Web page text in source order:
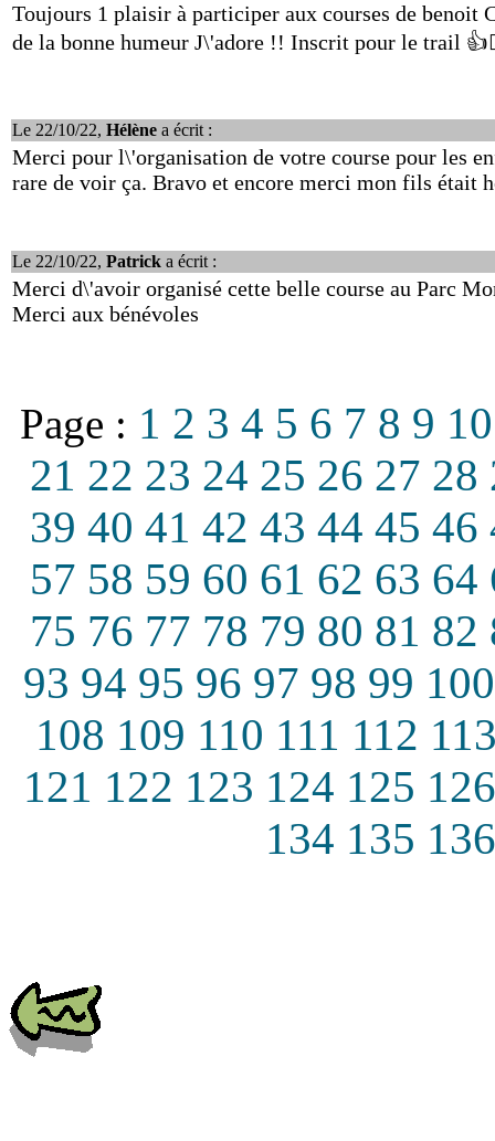
Toujours 1 plaisir à participer aux courses de benoit
de la bonne humeur J\'adore !! Inscrit pour le trail
Le 22/10/22, Hélène a écrit :
Merci pour l\'organisation de votre course pour les
rare de voir ça. Bravo et encore merci mon fils était
Le 22/10/22, Patrick a écrit :
Merci d\'avoir organisé cette belle course au Parc
Merci aux bénévoles
Page : 1 2 3 4 5 6 7 8 9 10
21 22 23 24 25 26 27 28
39 40 41 42 43 44 45 46
57 58 59 60 61 62 63 64
75 76 77 78 79 80 81 82
93 94 95 96 97 98 99 100
108 109 110 111 112
121 122 123 124 125 126
134 135 136